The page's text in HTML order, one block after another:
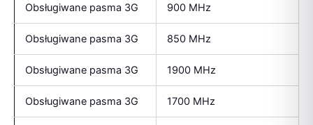
Obsługiwane pasma 3G 900 MHz
Obsługiwane pasma 3G 850 MHz
Obsługiwane pasma 3G 1900 MHz
Obsługiwane pasma 3G 1700 MHz